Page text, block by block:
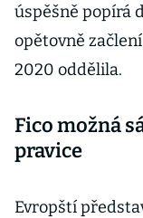
úspěšně popírá
opětovně
2020 oddělila.
Fico možná
pravice
Evropští